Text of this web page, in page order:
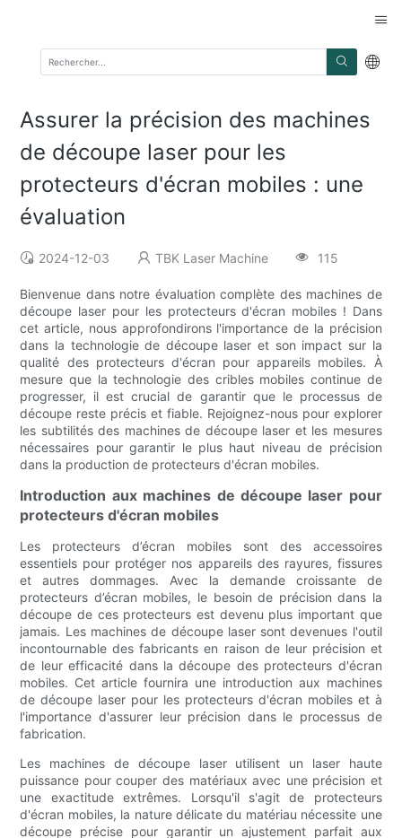
Assurer la précision des machines
de découpe laser pour les
protecteurs d'écran mobiles : une
évaluation
2024-12-03 TBK Laser Machine 115
Bienvenue dans notre évaluation complète des machines de
découpe laser pour les protecteurs d'écran mobiles ! Dans
cet article, nous approfondirons l'importance de la précision
dans la technologie de découpe laser et son impact sur la
qualité des protecteurs d'écran pour appareils mobiles. À
mesure que la technologie des cribles mobiles continue de
progresser, il est crucial de garantir que le processus de
découpe reste précis et fiable. Rejoignez-nous pour explorer
les subtilités des machines de découpe laser et les mesures
nécessaires pour garantir le plus haut niveau de précision
dans la production de protecteurs d'écran mobiles.
Introduction aux machines de découpe laser pour
protecteurs d'écran mobiles
Les protecteurs d’écran mobiles sont des accessoires
essentiels pour protéger nos appareils des rayures, fissures
et autres dommages. Avec la demande croissante de
protecteurs d’écran mobiles, le besoin de précision dans la
découpe de ces protecteurs est devenu plus important que
jamais. Les machines de découpe laser sont devenues l'outil
incontournable des fabricants en raison de leur précision et
de leur efficacité dans la découpe des protecteurs d'écran
mobiles. Cet article fournira une introduction aux machines
de découpe laser pour les protecteurs d'écran mobiles et à
l'importance d'assurer leur précision dans le processus de
fabrication.
Les machines de découpe laser utilisent un laser haute
puissance pour couper des matériaux avec une précision et
une exactitude extrêmes. Lorsqu'il s'agit de protecteurs
d'écran mobiles, la nature délicate du matériau nécessite une
découpe précise pour garantir un ajustement parfait aux